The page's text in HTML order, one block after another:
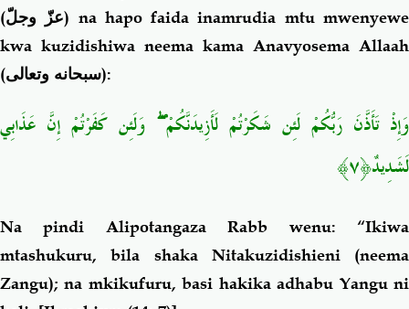
(عزّ وجلّ) na hapo faida inamrudia mtu mwenyewe
kwa kuzidishiwa neema kama Anavyosema Allaah
(سبحانه وتعالى):
وَإِذْ تَأَذَّنَ رَبُّكُمْ لَئِن شَكَرْتُمْ لَأَزِيدَنَّكُمْ ۖ وَلَئِن كَفَرْتُمْ إِنَّ عَذَابِي
لَشَدِيدٌ﴿٧﴾
Na pindi Alipotangaza Rabb wenu: “Ikiwa
mtashukuru, bila shaka Nitakuzidishieni (neema
Zangu); na mkikufuru, basi hakika adhabu Yangu ni